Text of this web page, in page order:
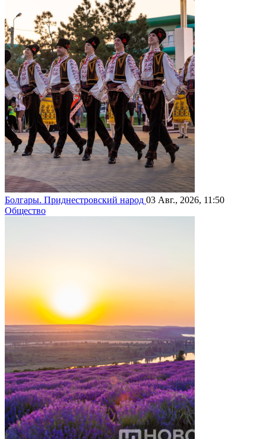
Болгары. Приднестровский народ 03 Авг., 2026, 11:50
Общество